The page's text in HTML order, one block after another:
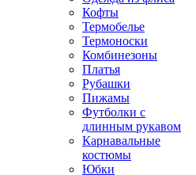
Кофты
Термобелье
Термоноски
Комбинезоны
Платья
Рубашки
Пижамы
Футболки с
длинным рукавом
Карнавальные
костюмы
Юбки